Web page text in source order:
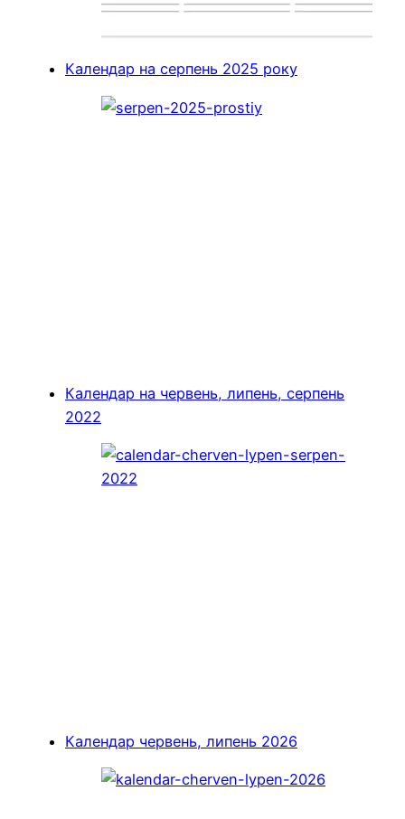
Календар на серпень 2025 року
Календар на червень, липень, серпень
2022
Календар червень, липень 2026